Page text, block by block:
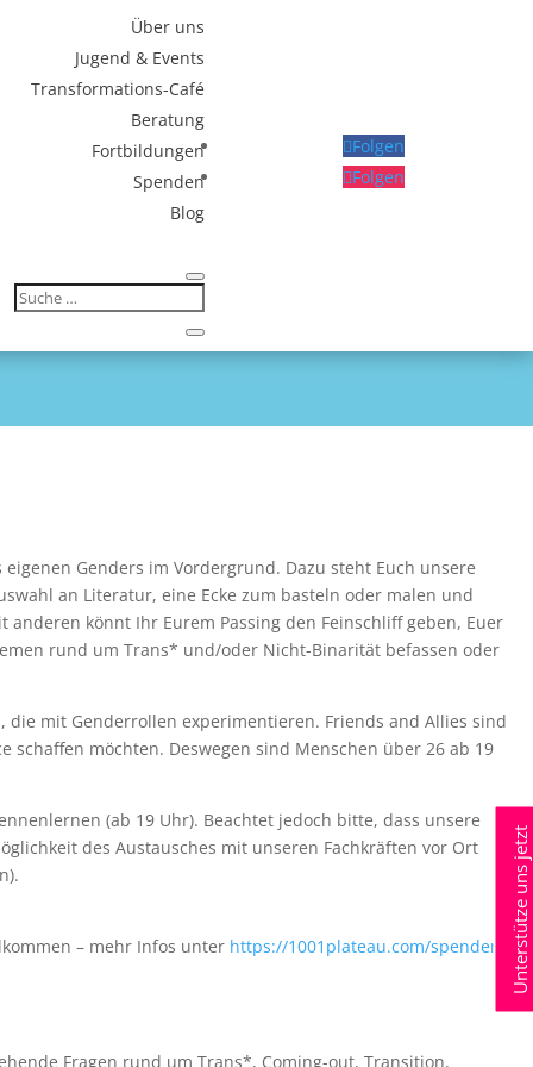
Über uns
Jugend & Events
Transformations-Café
Beratung
Fortbildungen
Spenden
Blog
Folgen
Folgen
Genders im Vordergrund. Dazu steht Euch unsere
an Literatur, eine Ecke zum basteln oder malen und
könnt Ihr Eurem Passing den Feinschliff geben, Euer
rund um Trans* und/oder Nicht-Binarität befassen oder
mit Genderrollen experimentieren. Friends and Allies sind
möchten. Deswegen sind Menschen über 26 ab 19
(ab 19 Uhr). Beachtet jedoch bitte, dass unsere
des Austausches mit unseren Fachkräften vor Ort
– mehr Infos unter https://1001plateau.com/spenden
Fragen rund um Trans*, Coming-out, Transition,
Unterstütze uns jetzt